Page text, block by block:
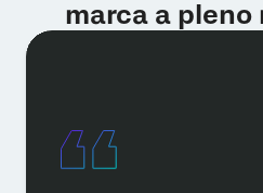
marca a